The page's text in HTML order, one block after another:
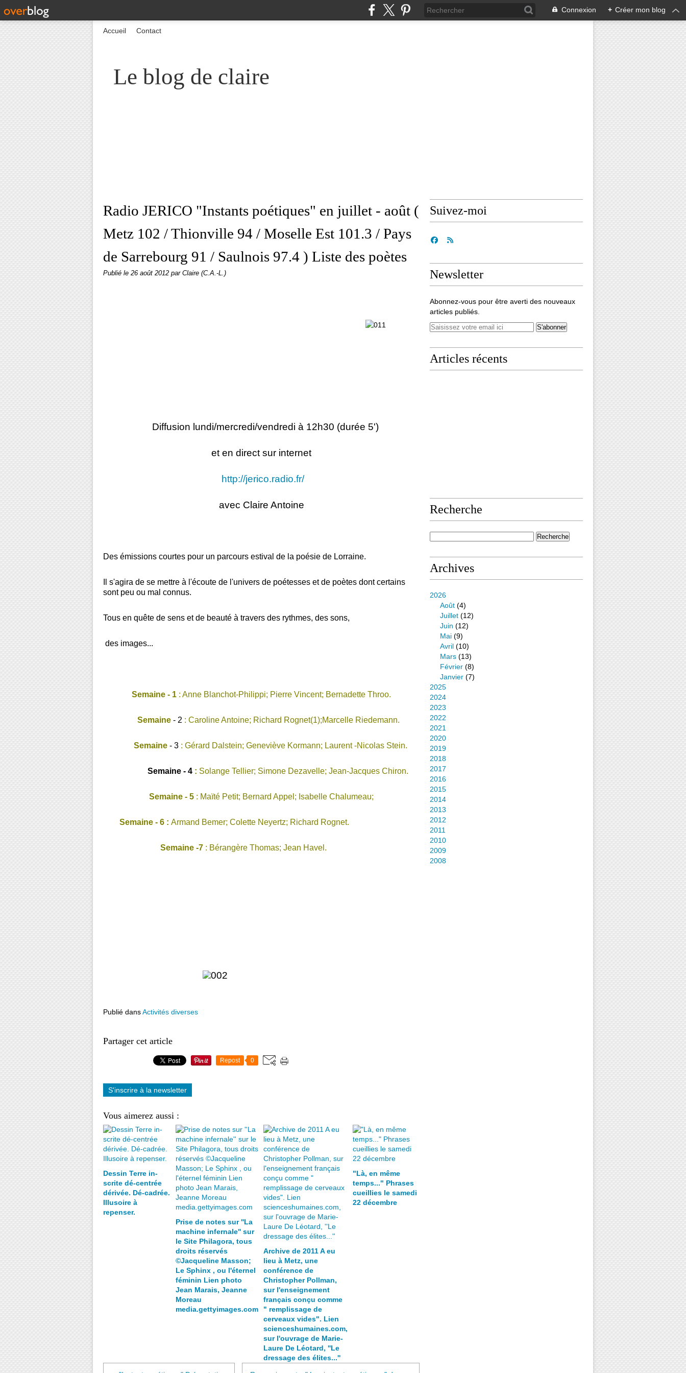
Connexion + Créer mon blog
Le blog de claire
Accueil Contact
Radio JERICO "Instants poétiques" en juillet - août (
Metz 102 / Thionville 94 / Moselle Est 101.3 / Pays
de Sarrebourg 91 / Saulnois 97.4 ) Liste des poètes
Publié le 26 août 2012 par Claire (C.A.-L.)
Diffusion lundi/mercredi/vendredi à 12h30 (durée 5')
et en direct sur internet
http://jerico.radio.fr/
avec Claire Antoine
Des émissions courtes pour un parcours estival de la poésie de Lorraine.
Il s'agira de se mettre à l'écoute de l'univers de poétesses et de poètes dont certains
sont peu ou mal connus.
Tous en quête de sens et de beauté à travers des rythmes, des sons,
des images...
Semaine - 1 : Anne Blanchot-Philippi; Pierre Vincent; Bernadette Throo.
Semaine - 2 : Caroline Antoine; Richard Rognet(1);Marcelle Riedemann.
Semaine - 3 : Gérard Dalstein; Geneviève Kormann; Laurent -Nicolas Stein.
Semaine - 4: Solange Tellier; Simone Dezavelle; Jean-Jacques Chiron.
Semaine - 5 : Maïté Petit; Bernard Appel; Isabelle Chalumeau;
Semaine - 6 : Armand Bemer; Colette Neyertz; Richard Rognet.
Semaine -7 : Bérangère Thomas; Jean Havel.
Publié dansActivités diverses
Partager cet article
Repost 0
S'inscrire à la newsletter
Vous aimerez aussi :
Dessin Terre in-
scrite dé-centrée
dérivée. Dé-cadrée.
Illusoire à
repenser.
Prise de notes sur ''La
machine infernale'' sur
le Site Philagora, tous
droits réservés
©Jacqueline Masson;
Le Sphinx , ou l'éternel
féminin Lien photo
Jean Marais, Jeanne
Moreau
media.gettyimages.com
Archive de 2011 A eu
lieu à Metz, une
conférence de
Christopher Pollman,
sur l'enseignement
français conçu comme
" remplissage de
cerveaux vides". Lien
scienceshumaines.com,
sur l'ouvrage de Marie-
Laure De Léotard, ''Le
dressage des élites...''
"Là, en même
temps..." Phrases
cueillies le samedi
22 décembre
Suivez-moi
Newsletter
Abonnez-vous pour être averti des nouveaux
articles publiés.
Articles récents
Recherche
Archives
2026
Août (4)
Juillet (12)
Juin (12)
Mai (9)
Avril (10)
Mars (13)
Février (8)
Janvier (7)
2025
2024
2023
2022
2021
2020
2019
2018
2017
2016
2015
2014
2013
2012
2011
2010
2009
2008